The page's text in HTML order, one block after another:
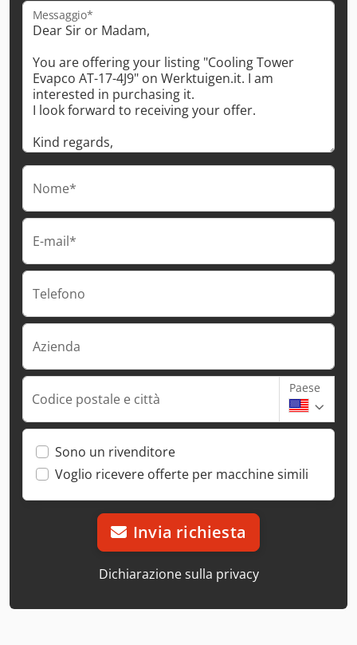
Messaggio*
Nome*
E-mail*
Telefono
Azienda
Codice postale e città
Paese
Sono un rivenditore
Voglio ricevere offerte per macchine simili
Invia richiesta
Dichiarazione sulla privacy